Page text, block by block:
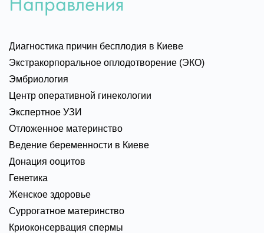
Направления
Диагностика причин бесплодия в Киеве
Экстракорпоральное оплодотворение (ЭКО)
Эмбриология
Центр оперативной гинекологии
Экспертное УЗИ
Отложенное материнство
Ведение беременности в Киеве
Донация ооцитов
Генетика
Женское здоровье
Суррогатное материнство
Криоконсервация спермы